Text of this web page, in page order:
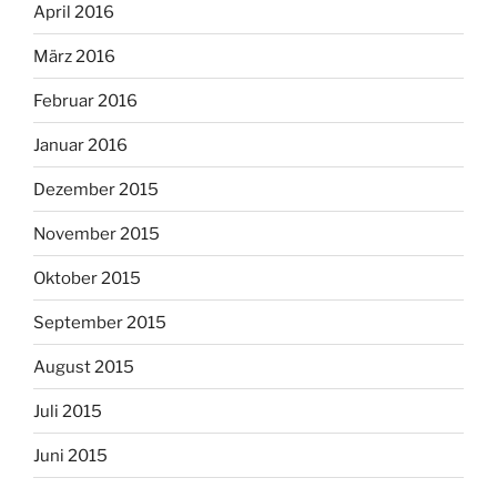
April 2016
März 2016
Februar 2016
Januar 2016
Dezember 2015
November 2015
Oktober 2015
September 2015
August 2015
Juli 2015
Juni 2015